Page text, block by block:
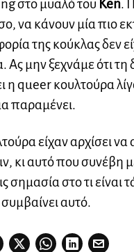
στο μυαλό του Ken.
να κάνουν μία πιο
της κούκλας δεν
Ας μην ξεχνάμε ότι τη
η queer κουλτούρα
παραμένει.
είχαν αρχίσει να
κι αυτό που συνέβη
στο τι είναι
συμβαίνει αυτό.